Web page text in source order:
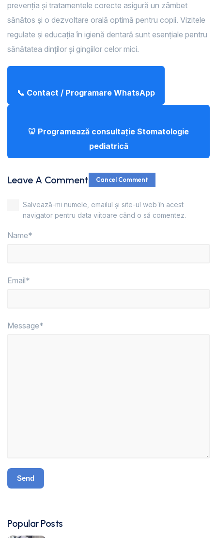
prevenția și tratamentele corecte asigură un zâmbet
sănătos și o dezvoltare orală optimă pentru copii. Vizitele
regulate și educația în igienă dentară sunt esențiale pentru
sănătatea dinților și gingiilor celor mici.
📞 Contact / Programare WhatsApp
🦷 Programează consultație Stomatologie
pediatrică
Leave A Comment Cancel Comment
Name*
Email*
Salvează-mi numele, emailul și site-ul web în acest
navigator pentru data viitoare când o să comentez.
Message*
Popular Posts